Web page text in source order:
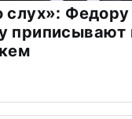
слух»: Федору
приписывают